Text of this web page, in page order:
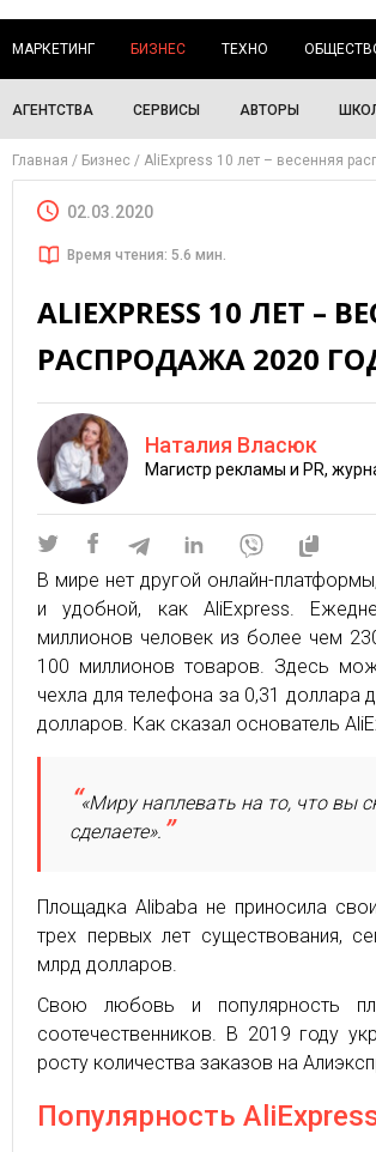
МАРКЕТИНГ БИЗНЕС ТЕХНО
АГЕНТСТВА СЕРВИСЫ АВТОРЫ
Главная Бизнес AliExpress 10 лет – весенняя
02.03.2020
Время чтения: 5.6 мин.
ALIEXPRESS 10 ЛЕТ –
РАСПРОДАЖА 2020
Наталия Власюк
Магистр рекламы и PR,
В мире нет другой онлайн-
и удобной, как AliExpress.
миллионов человек из более чем
100 миллионов товаров. Здесь
чехла для телефона за 0,31 доллара
долларов. Как сказал основатель
«Миру наплевать на то, что вы
сделаете».
Площадка Alibaba не приносила
трех первых лет существования,
млрд долларов.
Свою любовь и популярность
соотечественников. В 2019 году
росту количества заказов на
Популярность